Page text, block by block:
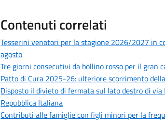
Contenuti correlati
Tesserini venatori per la stagione 2026/2027 in
agosto
Tre giorni consecutivi da bollino rosso per il gran
Patto di Cura 2025-26: ulteriore scorrimento
Disposto il divieto di fermata sul lato destro di
Repubblica Italiana
Contributi alle famiglie con figli minori per la